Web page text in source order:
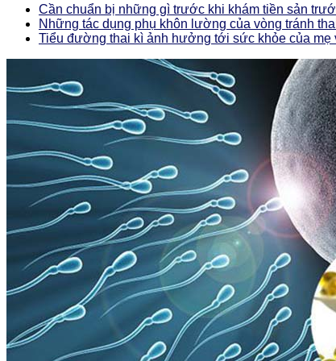
Cần chuẩn bị những gì trước khi khám tiền sản
Những tác dụng phụ khôn lường của vòng tránh
Tiểu đường thai kì ảnh hưởng tới sức khỏe của mẹ